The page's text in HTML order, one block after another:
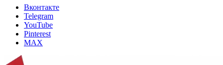
Вконтакте
Telegram
YouTube
Pinterest
MAX